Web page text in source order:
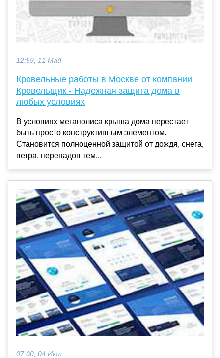
12:59, 11 Май
Кровельные работы в Москве от компании
Кровельщик - Надежная защита дома в
любых условиях
В условиях мегаполиса крыша дома перестает
быть просто конструктивным элементом.
Становится полноценной защитой от дождя, снега,
ветра, перепадов тем...
07:00, 04 Июл